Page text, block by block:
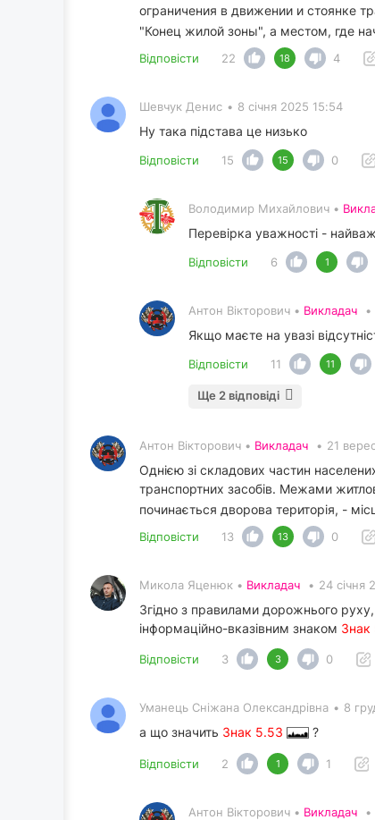
ограничения в движении и стоянке
"Конец жилой зоны", а местом, где
Відповісти 22 18 4
Шевчук Денис • 8 січня 2025 15:54
Ну така підстава це низько
Відповісти 15 15 0
Володимир Михайлович •
Перевірка уважності -
Відповісти 6 1
Антон Вікторович • Викладач •
Якщо маєте на увазі
Відповісти 11 11
Ще 2 відповіді
Антон Вікторович • Викладач • 21
Однією зі складових частин
транспортних засобів. Межами
починається дворова територія, -
Відповісти 13 13 0
Микола Яценюк • Викладач • 24 січня
Згідно з правилами дорожнього
інформаційно-вказівним знаком Знак
Відповісти 3 3 0
Уманець Сніжана Олександрівна • 8
а що значить Знак 5.53 ?
Відповісти 2 1 1
Антон Вікторович • Викладач •